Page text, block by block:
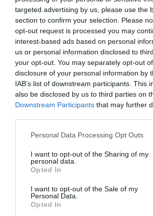
targeted advertising by us, please use the
section to confirm your selection. Please
opt-out request is processed you may
interest-based ads based on personal
us or personal information disclosed to
your opt-out. You may separately opt-out
disclosure of your personal information by
IAB’s list of downstream participants. This
also be disclosed by us to third parties on
Downstream Participants that may further
Please note that this website/app uses one
not limited to your visit or usage behaviour.
grant or deny consent to Google and its
use your data for below specified purposes
consent section.
Personal Data Processing Opt Outs
I want to opt-out of the Sharing of my
personal data.
Opted In
I want to opt-out of the Sale of my
Personal Data.
Opted In
ΕΠΙΧΕΙΡΗΣΕΙΣ
Η Byte έκανε
πρόταση εξαγοράς
01.09.2022